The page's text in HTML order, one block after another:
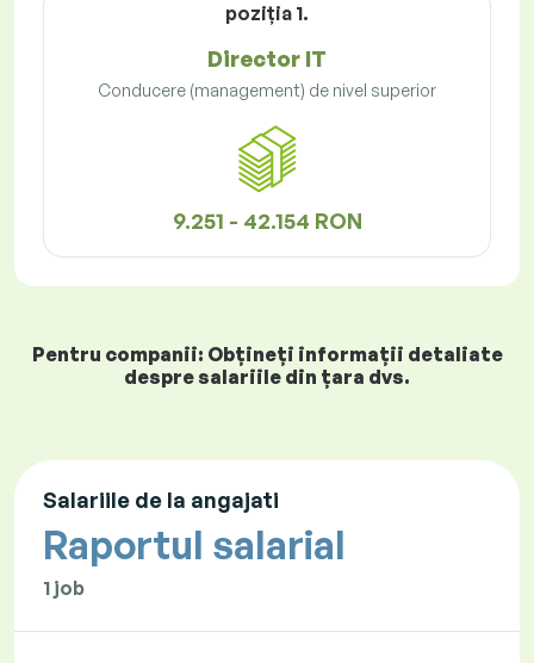
poziţia 1.
Director IT
Conducere (management) de nivel superior
9.251 - 42.154 RON
Pentru companii: Obțineți informații detaliate
despre salariile din țara dvs.
Salariile de la angajati
Raportul salarial
1 job